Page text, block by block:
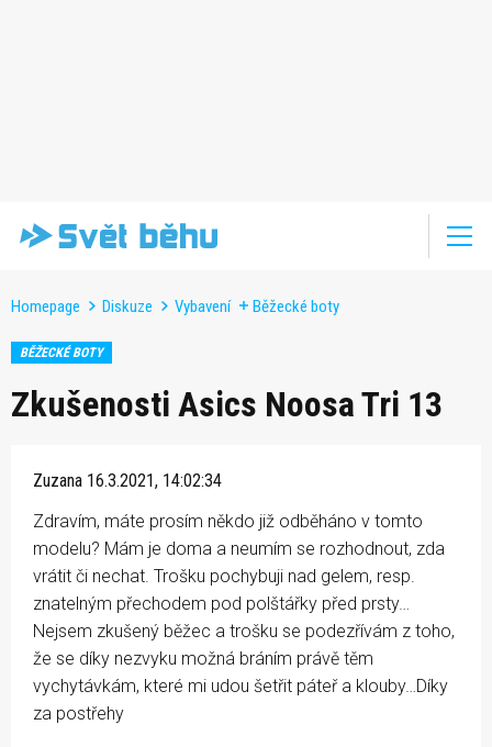
Homepage Diskuze Vybavení Běžecké boty
BĚŽECKÉ BOTY
Zkušenosti Asics Noosa Tri 13
Zuzana 16.3.2021, 14:02:34
Zdravím, máte prosím někdo již odběháno v tomto
modelu? Mám je doma a neumím se rozhodnout, zda
vrátit či nechat. Trošku pochybuji nad gelem, resp.
znatelným přechodem pod polštářky před prsty…
Nejsem zkušený běžec a trošku se podezřívám z toho,
že se díky nezvyku možná bráním právě těm
vychytávkám, které mi udou šetřit páteř a klouby…Díky
za postřehy